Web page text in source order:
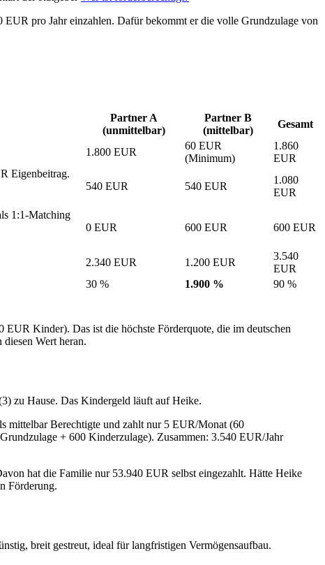
pro Jahr einzahlen. Dafür bekommt er die volle Grundzulage von
Partner A
(unmittelbar)
Partner B
(mittelbar)
Gesamt
1.800 EUR
60 EUR
(Minimum)
1.860
EUR
Eigenbeitrag.
540 EUR 540 EUR
1.080
EUR
1:1-Matching
0 EUR 600 EUR 600 EUR
2.340 EUR 1.200 EUR
3.540
EUR
30 % 1.900 % 90 %
Kinder). Das ist die höchste Förderquote, die im deutschen
Wert heran.
zu Hause. Das Kindergeld läuft auf Heike.
mittelbar Berechtigte und zahlt nur 5 EUR/Monat (60
+ 600 Kinderzulage). Zusammen: 3.540 EUR/Jahr
hat die Familie nur 53.940 EUR selbst eingezahlt. Hätte Heike
Förderung.
breit gestreut, ideal für langfristigen Vermögensaufbau.